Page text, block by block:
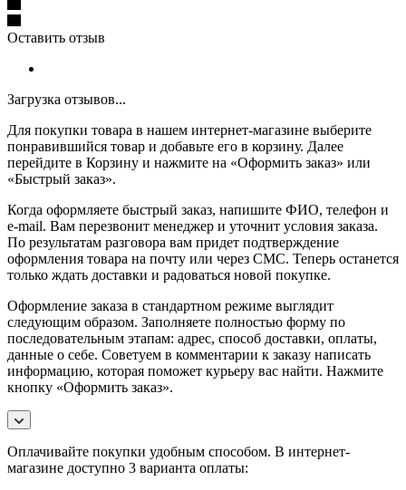
Оставить отзыв
Загрузка отзывов...
Для покупки товара в нашем интернет-магазине выберите
понравившийся товар и добавьте его в корзину. Далее
перейдите в Корзину и нажмите на «Оформить заказ» или
«Быстрый заказ».
Когда оформляете быстрый заказ, напишите ФИО, телефон и
e-mail. Вам перезвонит менеджер и уточнит условия заказа.
По результатам разговора вам придет подтверждение
оформления товара на почту или через СМС. Теперь останется
только ждать доставки и радоваться новой покупке.
Оформление заказа в стандартном режиме выглядит
следующим образом. Заполняете полностью форму по
последовательным этапам: адрес, способ доставки, оплаты,
данные о себе. Советуем в комментарии к заказу написать
информацию, которая поможет курьеру вас найти. Нажмите
кнопку «Оформить заказ».
Оплачивайте покупки удобным способом. В интернет-
магазине доступно 3 варианта оплаты: